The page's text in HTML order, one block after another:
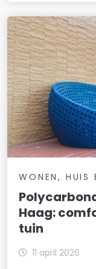
WONEN, HUIS
Haag:
tuin
11 april 2026